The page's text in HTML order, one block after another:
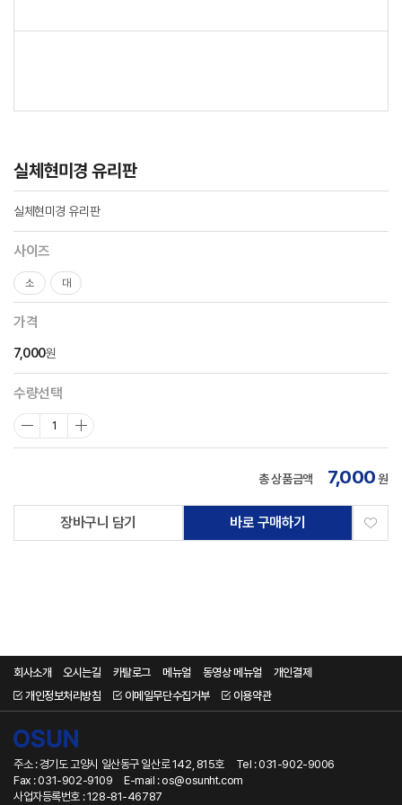
실체현미경 유리판
실체현미경 유리판
사이즈
소 대
가격
7,000원
수량선택
총 상품금액 7,000원
장바구니 담기 바로 구매하기
회사소개 오시는길 카탈로그 메뉴얼 동영상 메뉴얼
개인결제
개인정보처리방침
이메일무단수집거부 이용약관
주소 : 경기도 고양시 일산동구 일산로 142, 815호
Tel : 031-902-9006
Fax : 031-902-9109
E-mail : os@osunht.com
사업자등록번호 : 128-81-46787